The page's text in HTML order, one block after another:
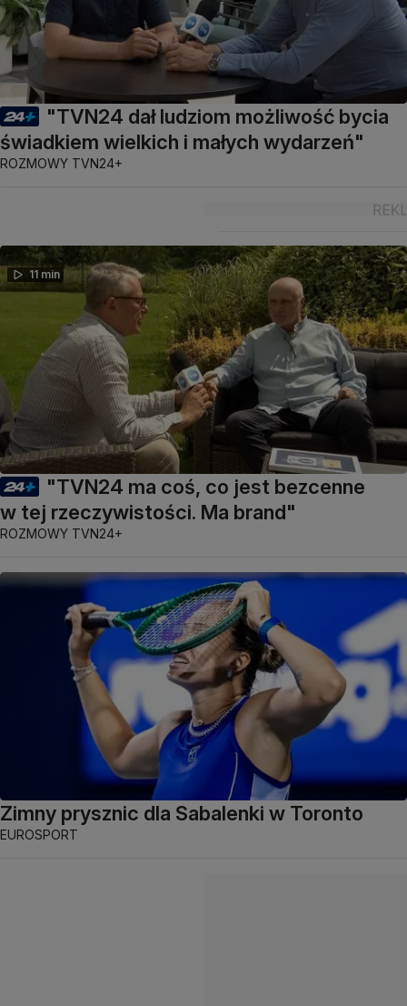
"TVN24 dał ludziom możliwość bycia
świadkiem wielkich i małych wydarzeń"
ROZMOWY TVN24+
11 min
"TVN24 ma coś, co jest bezcenne
w tej rzeczywistości. Ma brand"
ROZMOWY TVN24+
Zimny prysznic dla Sabalenki w Toronto
EUROSPORT